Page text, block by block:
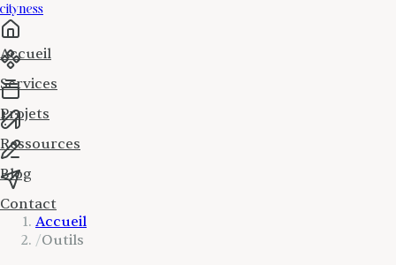
cityness
Accueil
Services
Projets
Ressources
Blog
Contact
Accueil
/Outils